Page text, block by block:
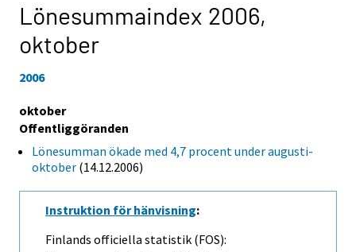
Lönesummaindex 2006,
oktober
2006
oktober
Offentliggöranden
Lönesumman ökade med 4,7 procent under augusti-
oktober (14.12.2006)
Instruktion för hänvisning:
Finlands officiella statistik (FOS):